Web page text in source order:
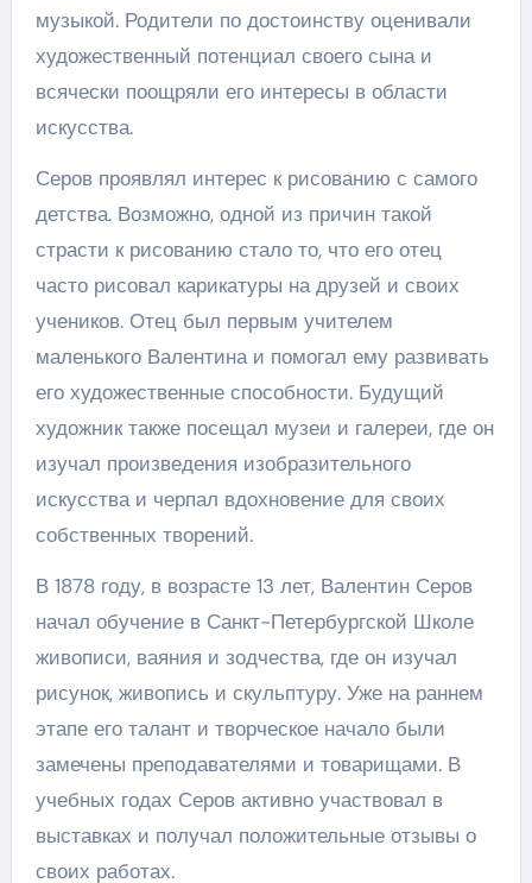
музыкой. Родители по достоинству оценивали
художественный потенциал своего сына и
всячески поощряли его интересы в области
искусства.
Серов проявлял интерес к рисованию с самого
детства. Возможно, одной из причин такой
страсти к рисованию стало то, что его отец
часто рисовал карикатуры на друзей и своих
учеников. Отец был первым учителем
маленького Валентина и помогал ему развивать
его художественные способности. Будущий
художник также посещал музеи и галереи, где он
изучал произведения изобразительного
искусства и черпал вдохновение для своих
собственных творений.
В 1878 году, в возрасте 13 лет, Валентин Серов
начал обучение в Санкт-Петербургской Школе
живописи, ваяния и зодчества, где он изучал
рисунок, живопись и скульптуру. Уже на раннем
этапе его талант и творческое начало были
замечены преподавателями и товарищами. В
учебных годах Серов активно участвовал в
выставках и получал положительные отзывы о
своих работах.